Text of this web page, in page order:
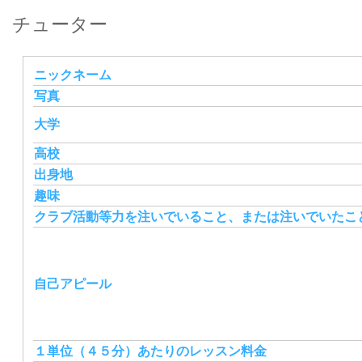
チューター
ニックネーム
写真
大学
高校
出身地
趣味
クラブ活動等力を注いでいること、または注いでいたこ
自己アピール
１単位（４５分）あたりのレッスン料金